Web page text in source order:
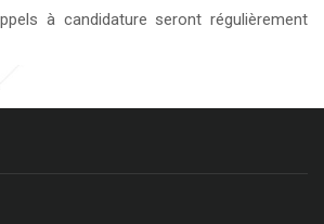
à candidature seront régulièrement